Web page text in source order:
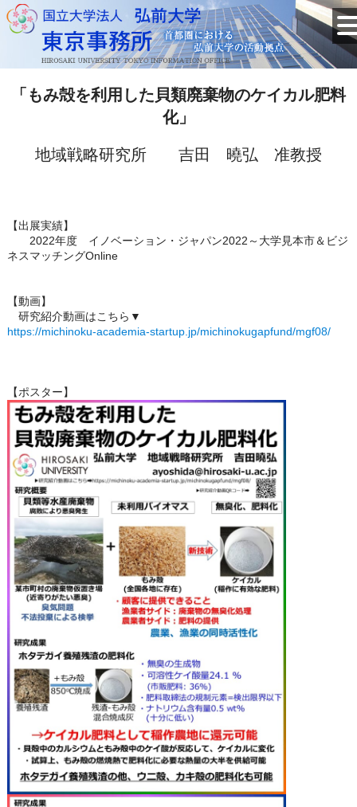
「もみ殻を利用した貝類廃棄物のケイカル肥料
化」
地域戦略研究所 吉田 曉弘 准教授
【出展実績】
2022年度 イノベーション・ジャパン2022～大学見本市＆ビジ
ネスマッチングOnline
【動画】
研究紹介動画はこちら▼
https://michinoku-academia-startup.jp/michinokugapfund/mgf08/
【ポスター】